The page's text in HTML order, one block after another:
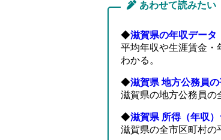
あわせて読みたい
◆滋賀県の年収データ
平均年収や生涯賃金・
わかる。
◆滋賀県 地方公務員
滋賀県の地方公務員の
◆滋賀県 所得（年収
滋賀県の全市区町村の